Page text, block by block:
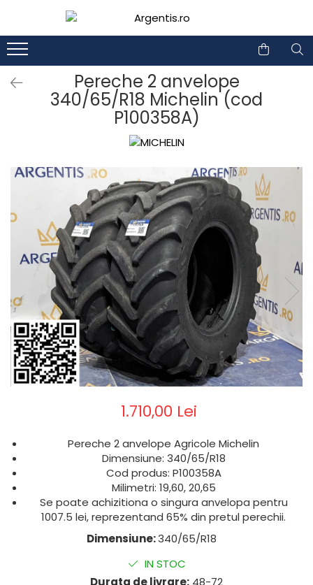
Pereche 2 anvelope
340/65/R18 Michelin (cod
P100358A)
1.710,00 Lei
Pereche 2 anvelope Agricole Michelin
Dimensiune: 340/65/R18
Cod produs: P100358A
Milimetri: 19,60, 20,65
Se poate achizitiona o singura anvelopa pentru
1007.5 lei, reprezentand 65% din pretul perechii.
Dimensiune:340/65/R18
IN STOC
Durata de livrare: 48-72